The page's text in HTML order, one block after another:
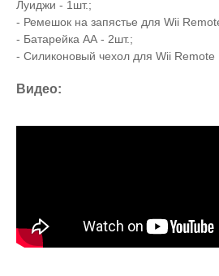
Луиджи - 1шт.;
- Ремешок на запястье для Wii
- Батарейка АА - 2шт.;
- Силиконовый чехол для Wii Remote
Видео: